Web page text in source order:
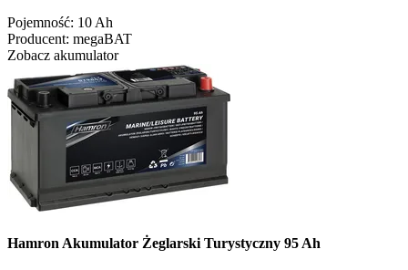
Pojemność: 10 Ah
Producent: megaBAT
Zobacz akumulator
Hamron Akumulator Żeglarski Turystyczny 95 Ah